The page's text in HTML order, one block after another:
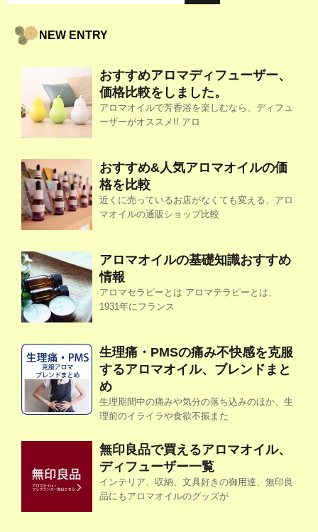
NEW ENTRY
おすすめアロマディフューザー、
価格比較をしました。
アロマオイルで芳香浴を楽しむなら、ディフュ
ーザーがオススメ!! アロ
おすすめ&人気アロマオイルの価
格を比較
近くに売っているお店がなくても変える、アロ
マオイルの通販ショップ比較
アロマオイルの基礎知識おすすめ
情報
アロマセラピーとは アロマテラピーとは、
1931年にフランス
生理痛・PMSの痛み不快感を克服
するアロマオイル、ブレンドまと
め
生理期間中の痛みや気分の落ち込みのほか、生
理前のイライラや食欲不振また
無印良品で買えるアロマオイル、
ディフューザー一覧
インテリア、収納、文具好きの御用達、無印良
品にもアロマオイルのグッズが